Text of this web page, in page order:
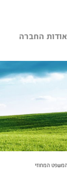
אודות החברה
המחוזי